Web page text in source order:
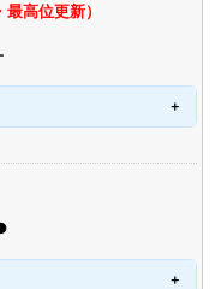
最高位更新）